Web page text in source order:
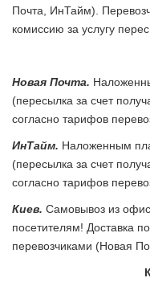
Почта, ИнТайм).
комиссию за услугу
Новая Почта.
(пересылка за счет
согласно тарифов
ИнТайм. Наложенным
(пересылка за счет
согласно тарифов
Киев. Самовывоз из
посетителям! Доставка
перевозчиками (Новая